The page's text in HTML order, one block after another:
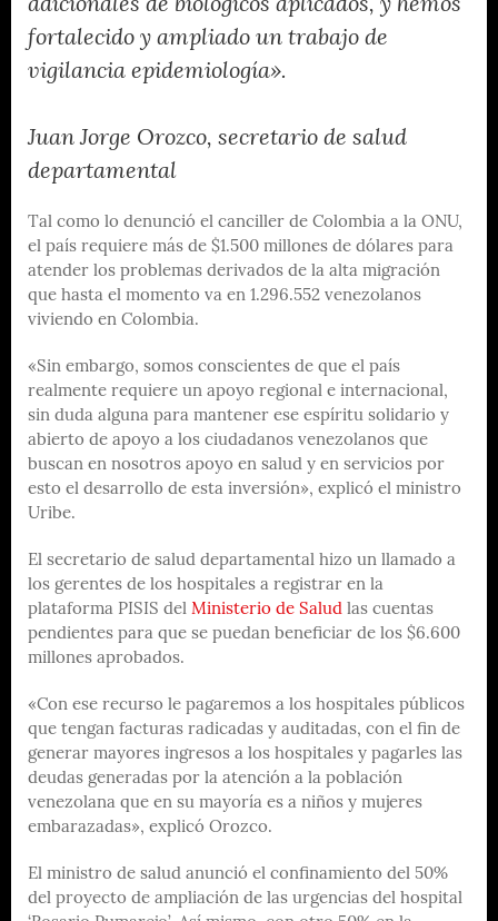
adicionales de biológicos aplicados, y hemos
fortalecido y ampliado un trabajo de
vigilancia epidemiología».
Juan Jorge Orozco, secretario de salud
departamental
Tal como lo denunció el canciller de Colombia a la ONU,
el país requiere más de $1.500 millones de dólares para
atender los problemas derivados de la alta migración
que hasta el momento va en 1.296.552 venezolanos
viviendo en Colombia.
«Sin embargo, somos conscientes de que el país
realmente requiere un apoyo regional e internacional,
sin duda alguna para mantener ese espíritu solidario y
abierto de apoyo a los ciudadanos venezolanos que
buscan en nosotros apoyo en salud y en servicios por
esto el desarrollo de esta inversión», explicó el ministro
Uribe.
El secretario de salud departamental hizo un llamado a
los gerentes de los hospitales a registrar en la
plataforma PISIS del Ministerio de Salud las cuentas
pendientes para que se puedan beneficiar de los $6.600
millones aprobados.
«Con ese recurso le pagaremos a los hospitales públicos
que tengan facturas radicadas y auditadas, con el fin de
generar mayores ingresos a los hospitales y pagarles las
deudas generadas por la atención a la población
venezolana que en su mayoría es a niños y mujeres
embarazadas», explicó Orozco.
El ministro de salud anunció el confinamiento del 50%
del proyecto de ampliación de las urgencias del hospital